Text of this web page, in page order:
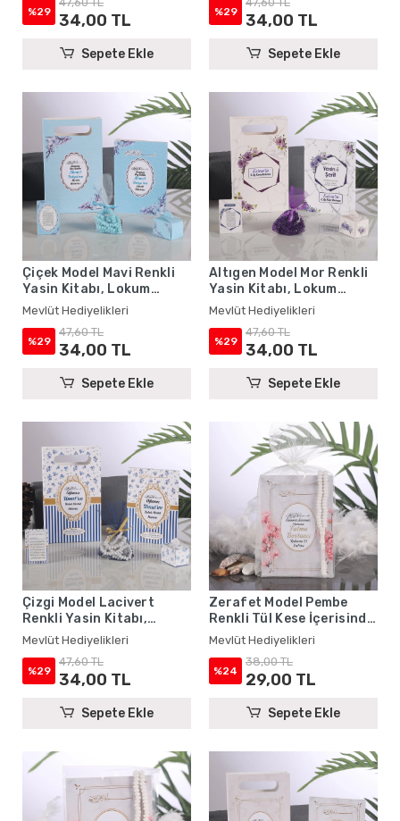
Hediyelikleri
%29 34,00 TL
Sepete Ekle
Mevlüt Hediyelikleri
%29 34,00 TL
Sepete Ekle
Çiçek Model Mavi Renkli
Yasin Kitabı, Lokum
Kutusu, Magnet, Karton
Çanta ve Tesbih - Mevlüt
Hediyelikleri
Mevlüt Hediyelikleri
%29
47,60 TL
34,00 TL
Sepete Ekle
Altıgen Model Mor Renkli
Yasin Kitabı, Lokum
Kutusu, Magnet, Karton
Çanta ve Tesbih - Mevlüt
Hediyelikleri
Mevlüt Hediyelikleri
%29
47,60 TL
34,00 TL
Sepete Ekle
Çizgi Model Lacivert
Renkli Yasin Kitabı,
Lokum Kutusu, Magnet,
Karton Çanta ve Tesbih -
Mevlüt Hediyelikleri
Mevlüt Hediyelikleri
%29
47,60 TL
34,00 TL
Sepete Ekle
Zerafet Model Pembe
Renkli Tül Kese İçerisinde
Yasin Kitabı ve Tesbih -
Mevlüt Hediyelikleri
Mevlüt Hediyelikleri
%24
38,00 TL
29,00 TL
Sepete Ekle